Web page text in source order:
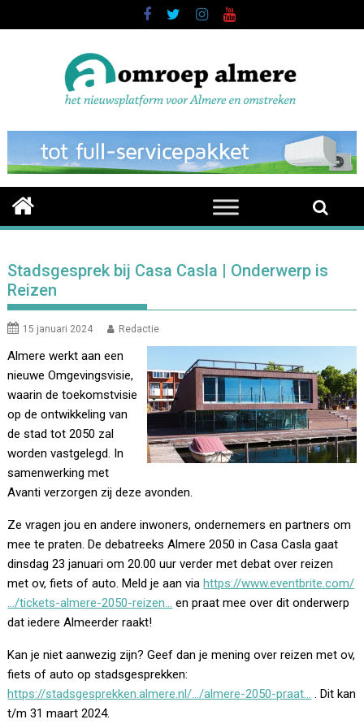
to
Stadsgesprek bij Casa Casla | Onderwerp is
Reizen
15 januari 2024 Redactie
Almere werkt aan een
nieuwe Omgevingsvisie,
waarin de toekomstvisie
op de ontwikkeling van
de stad tot 2050 zal
worden vastgelegd. In
samenwerking met
Avanti verzorgen zij deze avonden.
Ze vragen jou en andere inwoners, ondernemers en partners om
mee te praten. De debatreeks Almere 2050 in Casa Casla gaat
dinsdag 23 januari om 20.00 uur verder met debat over reizen
met ov, fiets of auto. Meld je aan viahttps://www.eventbrite.com/
…/tickets-almere-2050-reizen… en praat mee over dit onderwerp
dat iedere Almeerder raakt!
Kan je niet aanwezig zijn? Geef dan je mening over reizen met ov,
fiets of auto op stadsgesprekken:
https://stadsgesprekken.almere.nl/…/almere-2050-praat… . Dit kan
t/m 31 maart 2024.